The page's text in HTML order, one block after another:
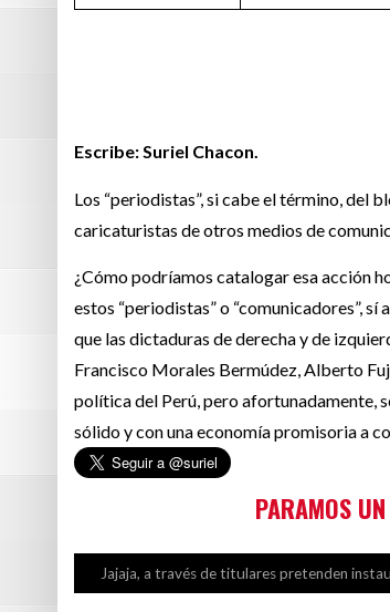
Escribe: Suriel Chacon.
Los “periodistas”, si cabe el término, del
caricaturistas de otros medios de
¿Cómo podríamos catalogar esa acción
estos “periodistas” o “comunicadores”,
que las dictaduras de derecha y de
Francisco Morales Bermúdez, Alberto
política del Perú, pero afortunadamente,
sólido y con una economía promisoria a
PARAMOS
Jajaja, a través de titulares pretenden